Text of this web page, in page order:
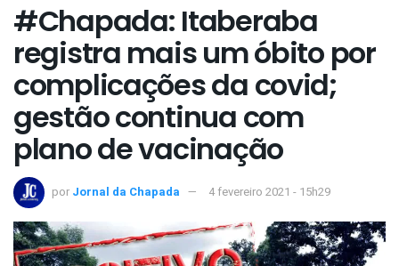
#Chapada: Itaberaba
registra mais um óbito por
complicações da covid;
gestão continua com
plano de vacinação
por Jornal da Chapada 4 fevereiro 2021 - 15h29